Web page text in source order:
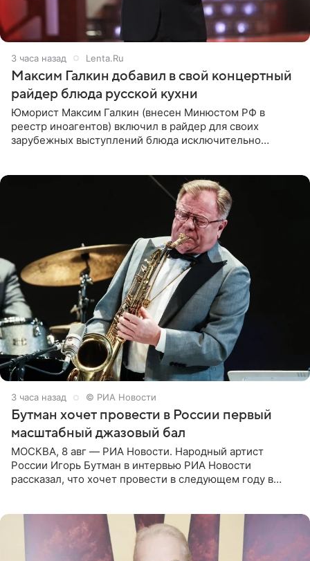
3 часа назад Lenta.Ru
Максим Галкин добавил в свой концертный
райдер блюда русской кухни
Юморист Максим Галкин (внесен Минюстом РФ в
реестр иноагентов) включил в райдер для своих
зарубежных выступлений блюда исключительно
3 часа назад © РИА Новости
Бутман хочет провести в России первый
масштабный джазовый бал
МОСКВА, 8 авг — РИА Новости. Народный артист
России Игорь Бутман в интервью РИА Новости
рассказал, что хочет провести в следующем году в